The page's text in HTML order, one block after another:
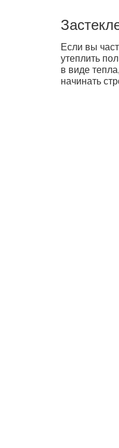
Если вы
утеплить
в виде
начинать